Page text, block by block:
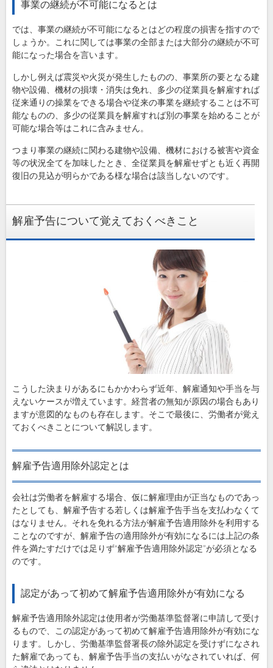
事業の継続が不可能になるとは
では、事業の継続が不可能になるとはどの程度の損害を指すので
しょうか。これに関しては事業の全部または大部分の継続が不可
能になった場合を言います。
しかし例えば震災や火災が発生したものの、事業所の要となる建
物や設備、機材の損壊・消失は免れ、多少の従業員を解雇すれば
従来通りの操業をできる場合や従来の事業を継続することは不可
能なものの、多少の従業員を解雇すれば別の事業を始めることが
可能な場合等はこれに含みません。
つまり事業の継続に関わる建物や設備、機材における被害や資金
等の状況全てを加味したとき、全従業員を解雇せずとも近く再開
復旧の見込が明らかである様な場合は該当しないのです。
解雇予告について覚えておくべきこと
こうした決まりがあるにもかかわらず近年、解雇通知や手当を与
えないケースが増えています。経営者の無知が原因の場合もあり
ますが意図的なものも存在します。そこで最後に、労働者が覚え
ておくべきことについて解説します。
解雇予告適用除外認定とは
会社は労働者を解雇する場合、仮に解雇理由が正当なものであっ
たとしても、解雇予告する若しくは解雇予告手当を支払わなくて
はなりません。それを免れる方法が解雇予告適用除外を利用する
ことなのですが、解雇予告の適用除外が有効になるには上記の条
件を満たすだけでは足りず“解雇予告適用除外認定”が必須となる
のです。
認定があって初めて解雇予告適用除外が有効になる
解雇予告適用除外認定は使用者が労働基準監督署に申請して受け
るもので、この認定があって初めて解雇予告適用除外が有効にな
ります。しかし、労働基準監督署長の除外認定を受けずになされ
た解雇であっても、解雇予告手当の支払いがなされていれば、何